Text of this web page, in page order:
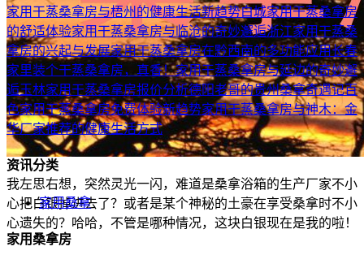
我左思右想，突然灵光一闪，难道是桑拿浴箱的生产厂家不小
心把白银掉进去了？或者是某个神秘的土豪在享受桑拿时不小
心遗失的？哈哈，不管是哪种情况，这块白银现在是我的啦！
家用干蒸桑拿房与梧州的健康生活新趋势白城家用干蒸桑拿房
的舒适体验家用干蒸桑拿房与临沧的奇妙邂逅浙江家用干蒸桑
拿房的兴起与发展家用干蒸桑拿房在黔西南的多功能应用长春
家里装个干蒸桑拿房，真香！家用干蒸桑拿房与延边的奇妙邂
逅玉林家用干蒸桑拿房报价分析德阳老哥的贵州桑拿奇遇记百
色家用干蒸桑拿房免费体验新趋势家用干蒸桑拿房与神木：金
华厂家推荐的健康生活方式
资讯分类
家用桑拿
家用桑拿房